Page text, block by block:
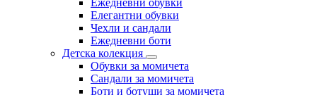
Ежедневни обувки
Елегантни обувки
Чехли и сандали
Ежедневни боти
Детска колекция
Обувки за момичета
Сандали за момичета
Боти и ботуши за момичета